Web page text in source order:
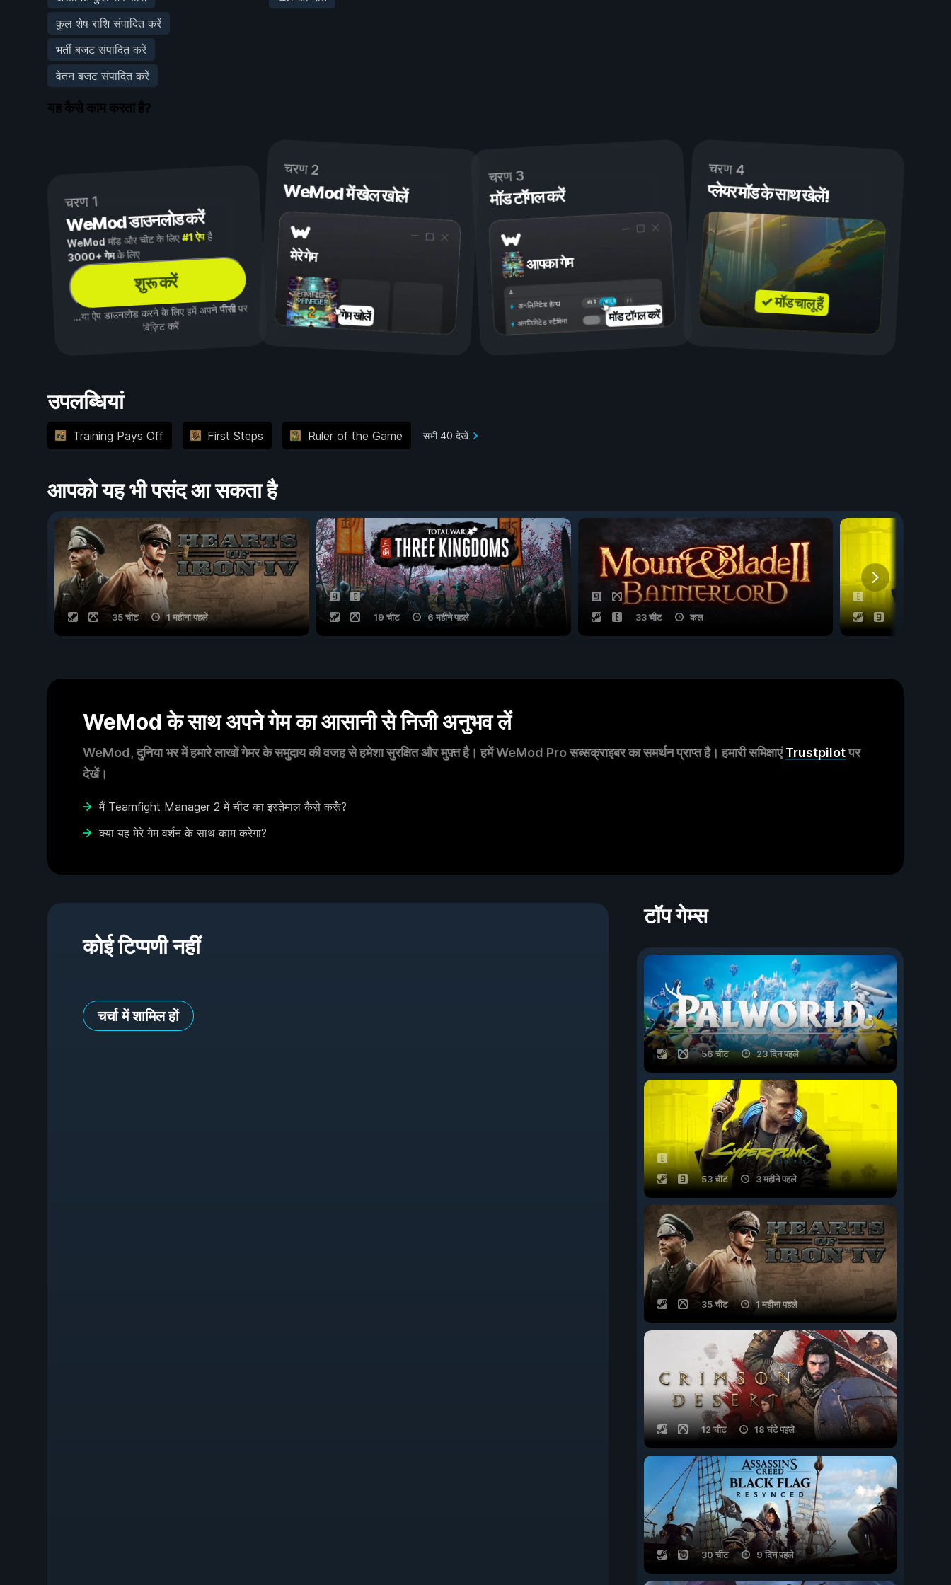
कुल शेष राशि संपादित करें
भर्ती बजट संपादित करें
वेतन बजट संपादित करें
यह कैसे काम करता है?
चरण 1
WeMod डाउनलोड करें
WeMod मॉड और चीट के लिए#1 ऐपहै
3000+ गेमके लिए
शुरू करें
...या ऐप डाउनलोड करने के लिए हमें अपनेपीसीपर
विज़िट करें
चरण 2
WeMod में खेल खोलें
मेरे गेम
गेम खोलें
चरण 3
मॉड टॉगल करें
आपका गेम
चालू है
बंद है
अनलिमिटेड हेल्थ
अनलिमिटेड स्टैमिना मॉड टॉगल करें
चरण 4
प्लेयर मॉड के साथ खेलें!
✓ मॉड चालू हैं
उपलब्धियां
Training Pays Off First Steps Ruler of the Game सभी 40 देखें
आपको यह भी पसंद आ सकता है
35 चीट 1 महीना पहले 19 चीट 6 महीने पहले 33 चीट कल
WeMod के साथ अपने गेम का आसानी से निजी अनुभव लें
WeMod, दुनिया भर में हमारे लाखों गेमर के समुदाय की वजह से हमेशा सुरक्षित और मुफ़्त है। हमें WeMod Pro सब्सक्राइबर का समर्थन प्राप्त है। हमारी समिक्षाएंTrustpilotपर
देखें।
मैं Teamfight Manager 2 में चीट का इस्तेमाल कैसे करूँ?
क्या यह मेरे गेम वर्शन के साथ काम करेगा?
कोई टिप्पणी नहीं
चर्चा में शामिल हों
टॉप गेम्स
56 चीट 23 दिन पहले
53 चीट 3 महीने पहले
35 चीट 1 महीना पहले
12 चीट 18 घंटे पहले
30 चीट 9 दिन पहले